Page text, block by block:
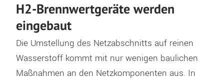
H2-Brennwertgeräte werden
eingebaut
Die Umstellung des Netzabschnitts auf reinen
Wasserstoff kommt mit nur wenigen baulichen
Maßnahmen an den Netzkomponenten aus. In